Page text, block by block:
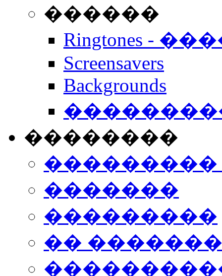
������
Ringtones -
Screensavers
Backgrounds
��������
���������
�������
���������
��